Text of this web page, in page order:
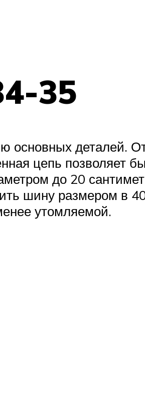
35
основных деталей.
цепь позволяет
до 20
шину размером в
утомляемой.